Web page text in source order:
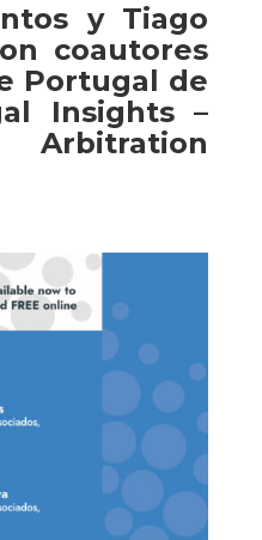
y Tiago
coautores
Portugal de
Insights –
Arbitration